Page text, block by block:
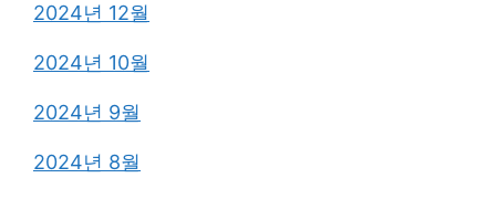
2024년 12월
2024년 10월
2024년 9월
2024년 8월